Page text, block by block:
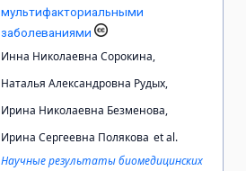
мультифакториальными
заболеваниями
Инна Николаевна Сорокина,
Наталья Александровна Рудых,
Ирина Николаевна Безменова,
Ирина Сергеевна Полякова et al.
Научные результаты биомедицинских